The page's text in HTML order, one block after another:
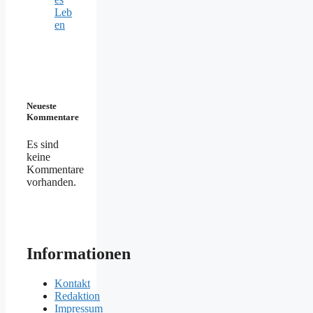
Leb
en
Neueste
Kommentare
Es sind
keine
Kommentare
vorhanden.
Informationen
Kontakt
Redaktion
Impressum